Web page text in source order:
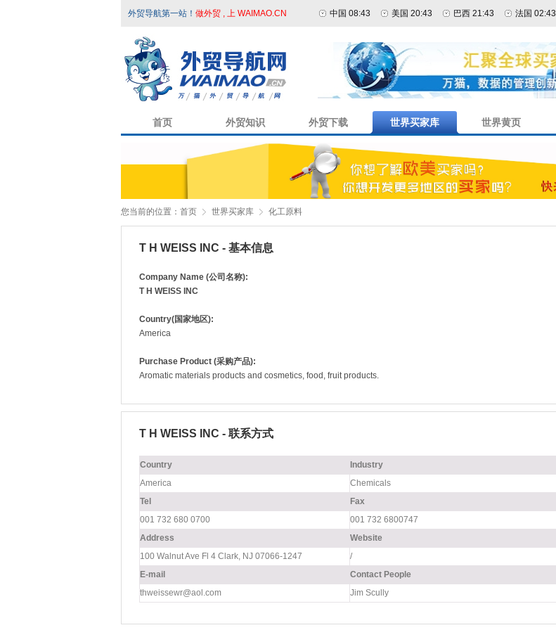
外贸导航第一站！ 做外贸 , 上 WAIMAO.CN 中国 08:43 美国 20:43 巴西 21:43 法国 02:43
首页 外贸知识 外贸下载 世界买家库 世界黄页
您当前的位置： 首页 世界买家库 化工原料
T H WEISS INC - 基本信息
Company Name (公司名称):
T H WEISS INC
Country(国家地区):
America
Purchase Product (采购产品):
Aromatic materials products and cosmetics, food, fruit products.
T H WEISS INC - 联系方式
Country
Industry
America
Chemicals
Tel
Fax
001 732 680 0700
001 732 6800747
Address
Website
100 Walnut Ave Fl 4 Clark, NJ 07066-1247
/
E-mail
Contact People
thweissewr@aol.com
Jim Scully